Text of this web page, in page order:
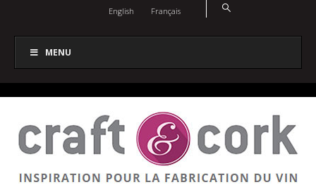
English Français
MENU